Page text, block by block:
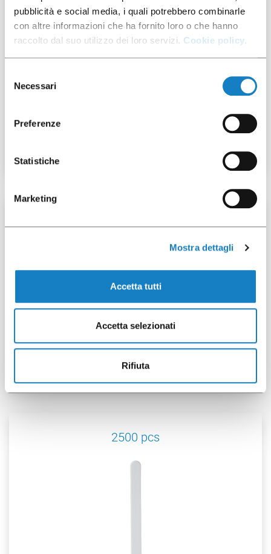
pubblicità e social media, i quali potrebbero combinarle
con altre informazioni che ha fornito loro o che hanno
raccolto dal suo utilizzo dei loro servizi. Cookie policy.
delNecessari
Preferenze
Statistiche
Marketing
Mostra dettagli
Accetta tutti
Accetta selezionati
Rifiuta
001106202
C.150 EVO White/Brown
2500 pcs